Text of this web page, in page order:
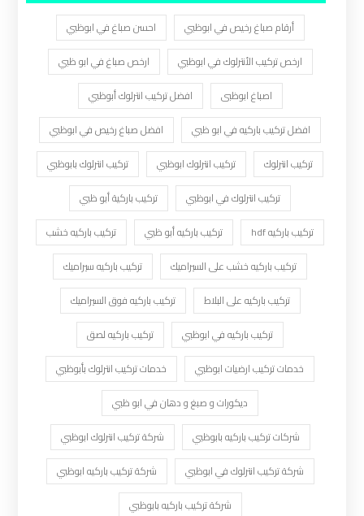
أرقام صباغ رخيص في ابوظبي
احسن صباغ في ابوظبي
ارخص تركيب الأنترلوك في ابوظبي
ارخص صباغ في ابو ظبي
اصباغ ابوظبى
افضل تركيب انترلوك أبوظبي
افضل تركيب باركيه في ابو ظبي
افضل صباغ رخيص في ابوظبي
تركيب انترلوك
تركيب انترلوك ابوظبي
تركيب انترلوك بابوظبي
تركيب انترلوك في ابوظبي
تركيب باركية أبو ظبي
تركيب باركيه hdf
تركيب باركيه أبو ظبي
تركيب باركيه خشب
تركيب باركيه خشب على السيراميك
تركيب باركيه سيراميك
تركيب باركيه على البلاط
تركيب باركيه فوق السيراميك
تركيب باركيه في ابوظبي
تركيب باركيه لصق
خدمات تركيب ارضيات ابوظبي
خدمات تركيب انترلوك بأبوظبي
ديكورات و صبغ و دهان في ابو ظبي
شركات تركيب باركيه بابوظبي
شركة تركيب انترلوك ابوظبي
شركة تركيب انترلوك في ابوظبي
شركة تركيب باركيه ابوظبي
شركة تركيب باركيه بابوظبي